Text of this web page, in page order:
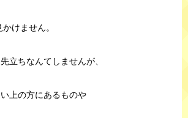
けません。
立ちなんてしませんが、
上の方にあるものや